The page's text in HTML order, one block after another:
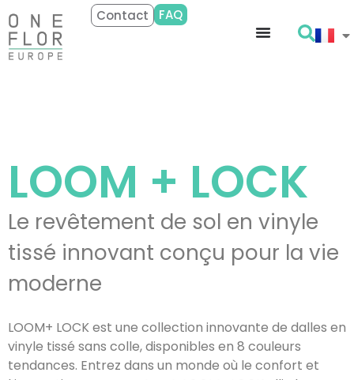
Contact FAQ
LOOM + LOCK
Le revêtement de sol en vinyle
tissé innovant conçu pour la vie
moderne
LOOM+ LOCK est une collection innovante de dalles en
vinyle tissé sans colle, disponibles en 8 couleurs
tendances. Entrez dans un monde où le confort et